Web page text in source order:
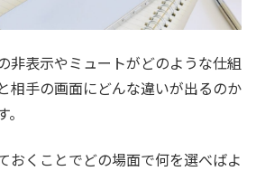
非表示やミュートがどのような仕組
相手の画面にどんな違いが出るのか
おくことでどの場面で何を選べばよ